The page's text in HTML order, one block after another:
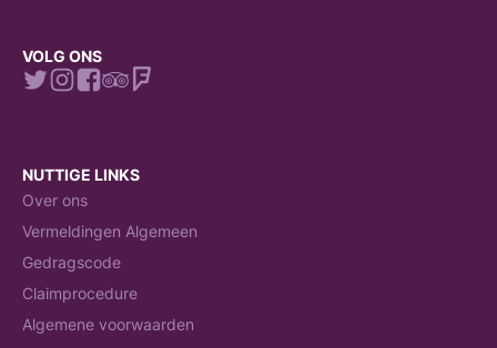
VOLG ONS
NUTTIGE LINKS
Over ons
Vermeldingen Algemeen
Gedragscode
Claimprocedure
Algemene voorwaarden